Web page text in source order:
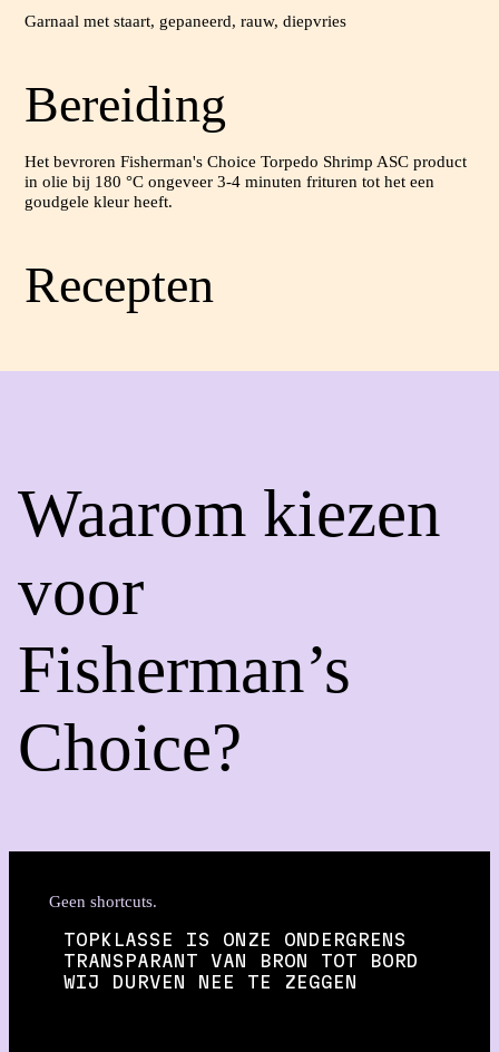
Garnaal met staart, gepaneerd, rauw, diepvries
Bereiding
Het bevroren Fisherman's Choice Torpedo Shrimp ASC product
in olie bij 180 °C ongeveer 3-4 minuten frituren tot het een
goudgele kleur heeft.
Recepten
Waarom kiezen
voor
Fisherman’s
Choice?
Geen shortcuts.
TOPKLASSE IS ONZE ONDERGRENS
TRANSPARANT VAN BRON TOT BORD
WIJ DURVEN NEE TE ZEGGEN